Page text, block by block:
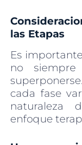
las Etapas
Es
no
cada fase
naturaleza
enfoque